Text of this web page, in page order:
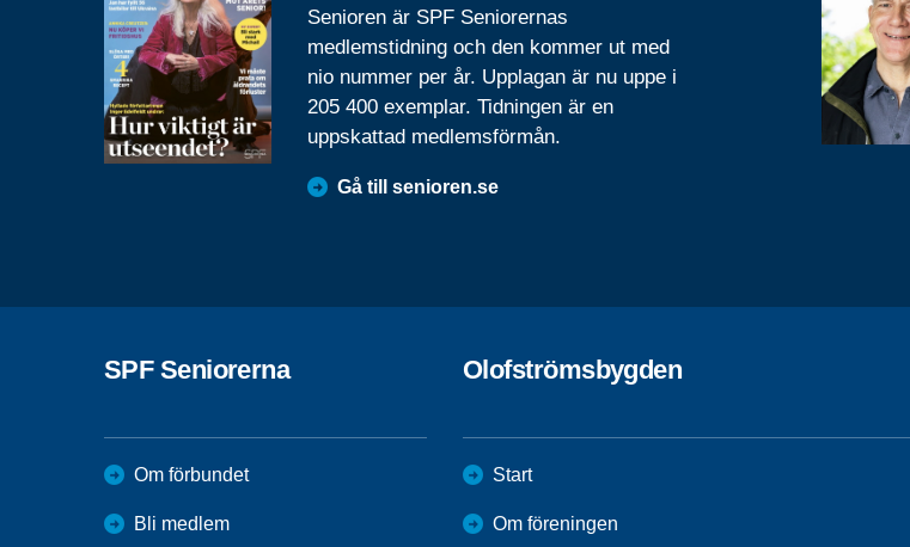
Senioren är SPF Seniorernas
medlemstidning och den kommer ut med
nio nummer per år. Upplagan är nu uppe i
205 400 exemplar. Tidningen är en
uppskattad medlemsförmån.
Gå till senioren.se
SPF Seniorerna
Om förbundet
Bli medlem
Olofströmsbygden
Start
Om föreningen